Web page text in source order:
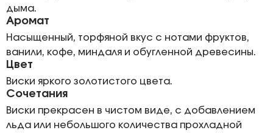
дыма.
Аромат
Насыщенный, торфяной вкус с нотами фруктов,
ванили, кофе, миндаля и обугленной древесины.
Цвет
Виски яркого золотистого цвета.
Сочетания
Виски прекрасен в чистом виде, с добавлением
льда или небольшого количества прохладной